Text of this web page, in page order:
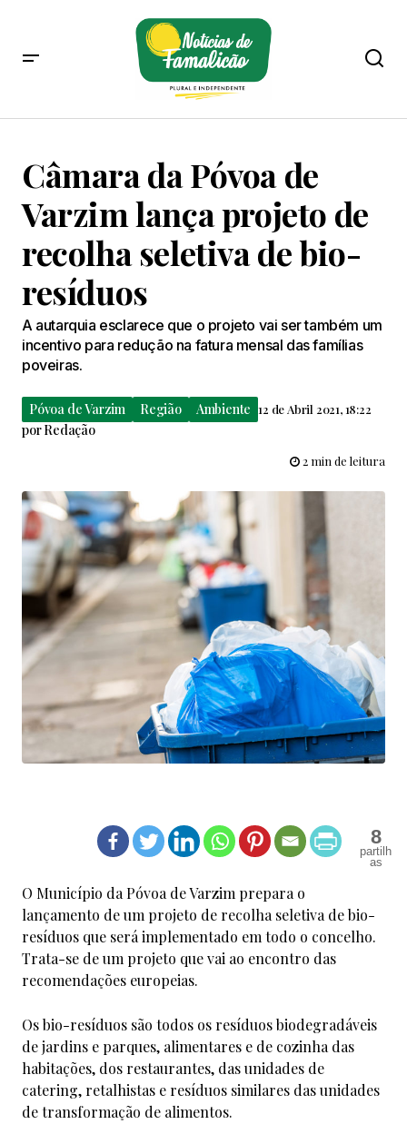
Câmara da Póvoa de
Varzim lança projeto de
recolha seletiva de bio-
resíduos
A autarquia esclarece que o projeto vai ser também um
incentivo para redução na fatura mensal das famílias
poveiras.
Póvoa de Varzim Região Ambiente 12 de Abril 2021, 18:22
porRedação
2 min de leitura
8
O Município da Póvoa de Varzim prepara o
lançamento de um projeto de recolha seletiva de bio-
resíduos que será implementado em todo o concelho.
Trata-se de um projeto que vai ao encontro das
recomendações europeias.
Os bio-resíduos são todos os resíduos biodegradáveis
de jardins e parques, alimentares e de cozinha das
habitações, dos restaurantes, das unidades de
catering, retalhistas e resíduos similares das unidades
de transformação de alimentos.